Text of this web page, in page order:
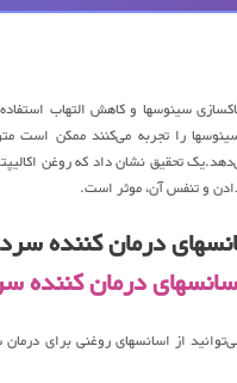
سینوسها و کاهش التهاب
را تجربه می‌کنند ممکن است
تحقیق نشان داد که روغن
و تنفس آن، موثر است.
درمان کننده
از اسانسهای روغنی برای